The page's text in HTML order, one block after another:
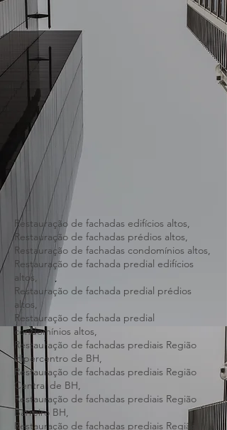
Restauração de fachadas edifícios altos,
Restauração de fachadas prédios altos,
Restauração de fachadas condomínios altos,
Restauração de fachada predial edifícios
altos,
Restauração de fachada predial prédios
altos,
Restauração de fachada predial
condomínios altos,
Restauração de fachadas prediais Região
Hipercentro de BH,
Restauração de fachadas prediais Região
Central de BH,
Restauração de fachadas prediais Região